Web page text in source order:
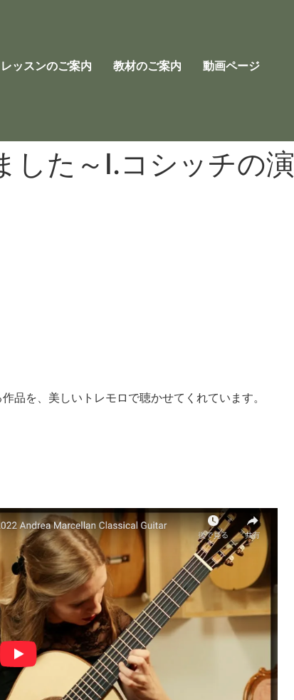
レッスンのご案内 教材のご案内 動画ページ
した～I.コシッチの演
品を、美しいトレモロで聴かせてくれています。